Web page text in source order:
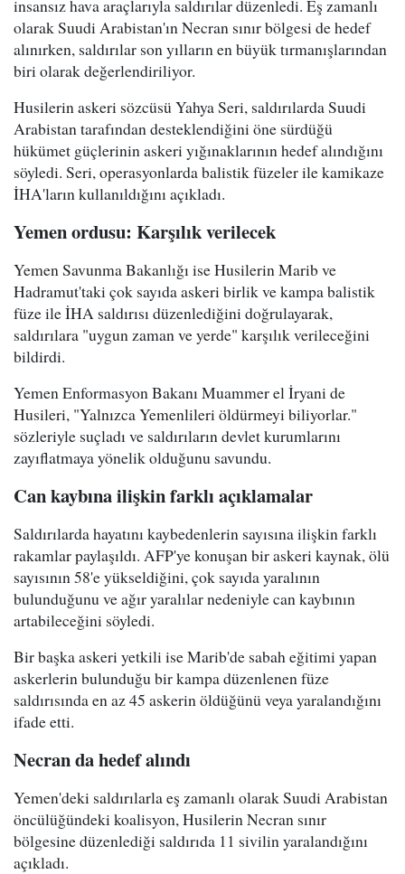
insansız hava araçlarıyla saldırılar düzenledi. Eş zamanlı
olarak Suudi Arabistan'ın Necran sınır bölgesi de hedef
alınırken, saldırılar son yılların en büyük tırmanışlarından
biri olarak değerlendiriliyor.
Husilerin askeri sözcüsü Yahya Seri, saldırılarda Suudi
Arabistan tarafından desteklendiğini öne sürdüğü
hükümet güçlerinin askeri yığınaklarının hedef alındığını
söyledi. Seri, operasyonlarda balistik füzeler ile kamikaze
İHA'ların kullanıldığını açıkladı.
Yemen ordusu: Karşılık verilecek
Yemen Savunma Bakanlığı ise Husilerin Marib ve
Hadramut'taki çok sayıda askeri birlik ve kampa balistik
füze ile İHA saldırısı düzenlediğini doğrulayarak,
saldırılara "uygun zaman ve yerde" karşılık verileceğini
bildirdi.
Yemen Enformasyon Bakanı Muammer el İryani de
Husileri, "Yalnızca Yemenlileri öldürmeyi biliyorlar."
sözleriyle suçladı ve saldırıların devlet kurumlarını
zayıflatmaya yönelik olduğunu savundu.
Can kaybına ilişkin farklı açıklamalar
Saldırılarda hayatını kaybedenlerin sayısına ilişkin farklı
rakamlar paylaşıldı. AFP'ye konuşan bir askeri kaynak, ölü
sayısının 58'e yükseldiğini, çok sayıda yaralının
bulunduğunu ve ağır yaralılar nedeniyle can kaybının
artabileceğini söyledi.
Bir başka askeri yetkili ise Marib'de sabah eğitimi yapan
askerlerin bulunduğu bir kampa düzenlenen füze
saldırısında en az 45 askerin öldüğünü veya yaralandığını
ifade etti.
Necran da hedef alındı
Yemen'deki saldırılarla eş zamanlı olarak Suudi Arabistan
öncülüğündeki koalisyon, Husilerin Necran sınır
bölgesine düzenlediği saldırıda 11 sivilin yaralandığını
açıkladı.